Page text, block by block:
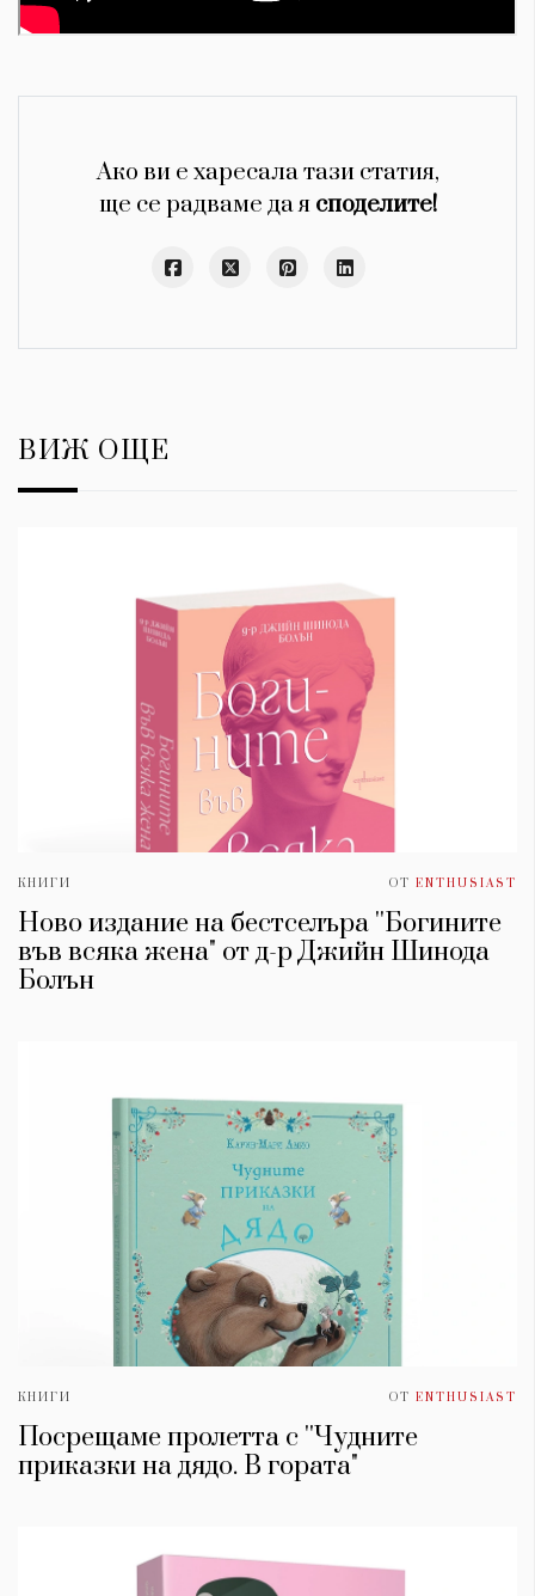
Ако ви е харесала тази статия,
ще се радваме да я споделите!
ВИЖ ОЩЕ
КНИГИ ОТ ENTHUSIAST
Ново издание на бестселъра ''Богините
във всяка жена" от д-р Джийн Шинода
Болън
КНИГИ ОТ ENTHUSIAST
Посрещаме пролетта с ''Чудните
приказки на дядо. В гората"